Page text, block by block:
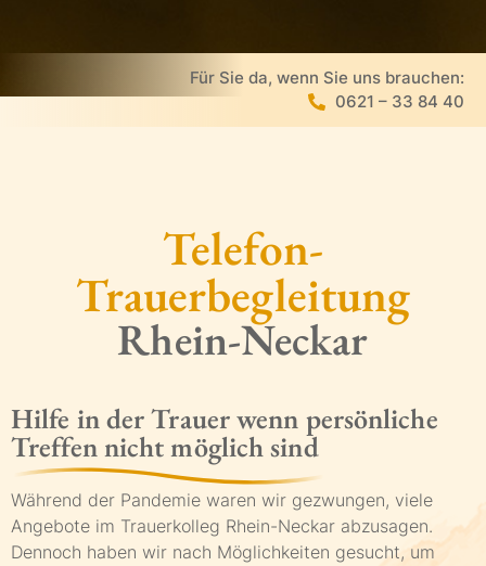
Für Sie da, wenn Sie uns brauchen:
0621 – 33 84 40
Telefon-
Trauerbegleitung
Rhein-Neckar
Hilfe in der Trauer wenn persönliche
Treffen nicht möglich sind
Während der Pandemie waren wir gezwungen, viele
Angebote im Trauerkolleg Rhein-Neckar abzusagen.
Dennoch haben wir nach Möglichkeiten gesucht, um